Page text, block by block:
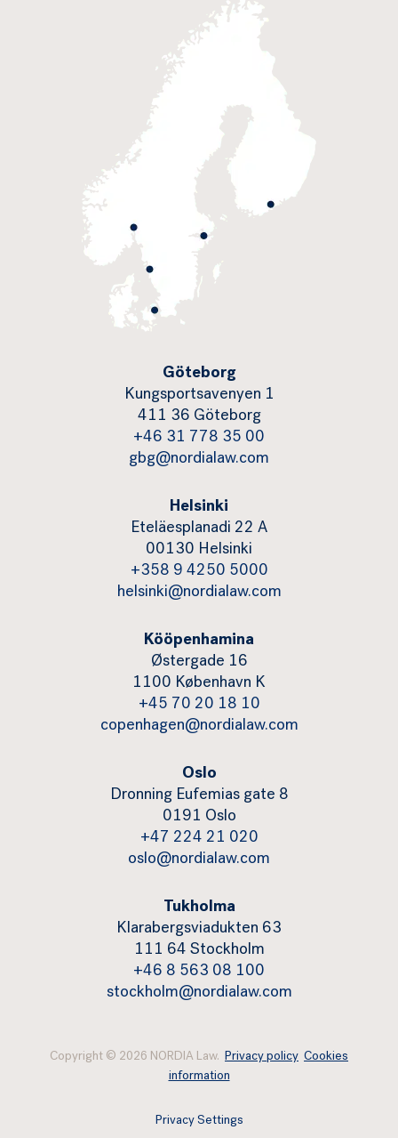
Göteborg
Kungsportsavenyen 1
411 36 Göteborg
+46 31 778 35 00
gbg@nordialaw.com
Helsinki
Eteläesplanadi 22 A
00130 Helsinki
+358 9 4250 5000
helsinki@nordialaw.com
Kööpenhamina
Østergade 16
1100 København K
+45 70 20 18 10
copenhagen@nordialaw.com
Oslo
Dronning Eufemias gate 8
0191 Oslo
+47 224 21 020
oslo@nordialaw.com
Tukholma
Klarabergsviadukten 63
111 64 Stockholm
+46 8 563 08 100
stockholm@nordialaw.com
Copyright © 2026 NORDIA Law. Privacy policy Cookies
information
Privacy Settings